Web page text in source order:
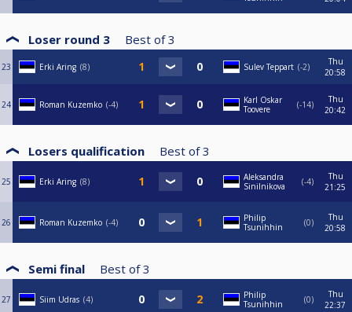
Loser round 3 Best of 3
23 Erki Aring 8 Sulev Teppart -2
Thu
20:58
24 Roman Kuzemko -4
Karl Oskar
Toovere
-14
Thu
20:42
Losers qualification Best of 3
25 Erki Aring 8
Aleksandra
Sinilnikova
-4
Thu
21:25
26 Roman Kuzemko -4
Philip
Tsunihhin
0
Thu
20:58
Semi final Best of 3
27 Siim Udras 4
Philip
Tsunihhin
0
Thu
22:37